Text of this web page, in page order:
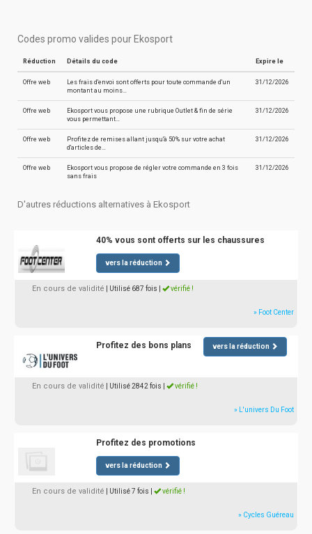
Codes promo valides pour Ekosport
Réduction Détails du code Expire le
Offre web
Les frais d'envoi sont offerts pour toute commande d'un
montant au moins…
31/12/2026
Offre web
Ekosport vous propose une rubrique Outlet & fin de série
vous permettant…
31/12/2026
Offre web
Profitez de remises allant jusqu'à 50% sur votre achat
d'articles de…
31/12/2026
Offre web
Ekosport vous propose de régler votre commande en 3 fois
sans frais
31/12/2026
D'autres réductions alternatives à Ekosport
40% vous sont offerts sur les chaussures
vers la réduction
En cours de validité | Utilisé 687 fois vérifié !
» Foot Center
Profitez des bons plans vers la réduction
En cours de validité | Utilisé 2842 fois vérifié !
» L'univers Du Foot
Profitez des promotions
vers la réduction
En cours de validité | Utilisé 7 fois vérifié !
» Cycles Guéreau